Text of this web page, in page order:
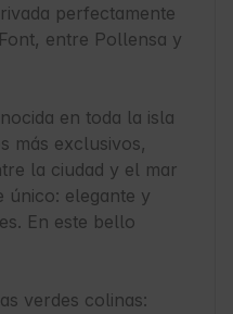
perfectamente
entre Pollensa y
en toda la isla
más exclusivos,
la ciudad y el mar
único: elegante y
En este bello
verdes colinas: